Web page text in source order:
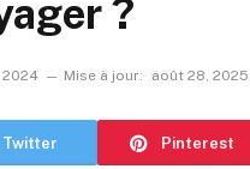
?
2024 Mise à jour: août 28, 2025
Twitter Pinterest